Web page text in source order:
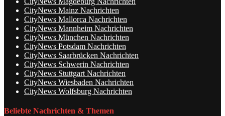
CityNews Mainz Nachrichten
CityNews Mallorca Nachrichten
CityNews Mannheim Nachrichten
CityNews München Nachrichten
CityNews Potsdam Nachrichten
CityNews Saarbrücken Nachrichten
CityNews Schwerin Nachrichten
CityNews Stuttgart Nachrichten
CityNews Wiesbaden Nachrichten
CityNews Wolfsburg Nachrichten
Beliebte Nachrichten & Themen